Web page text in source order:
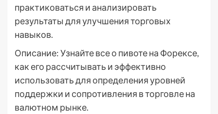
практиковаться и анализировать
результаты для улучшения торговых
навыков.
Описание: Узнайте все о пивоте на Форексе,
как его рассчитывать и эффективно
использовать для определения уровней
поддержки и сопротивления в торговле на
валютном рынке.